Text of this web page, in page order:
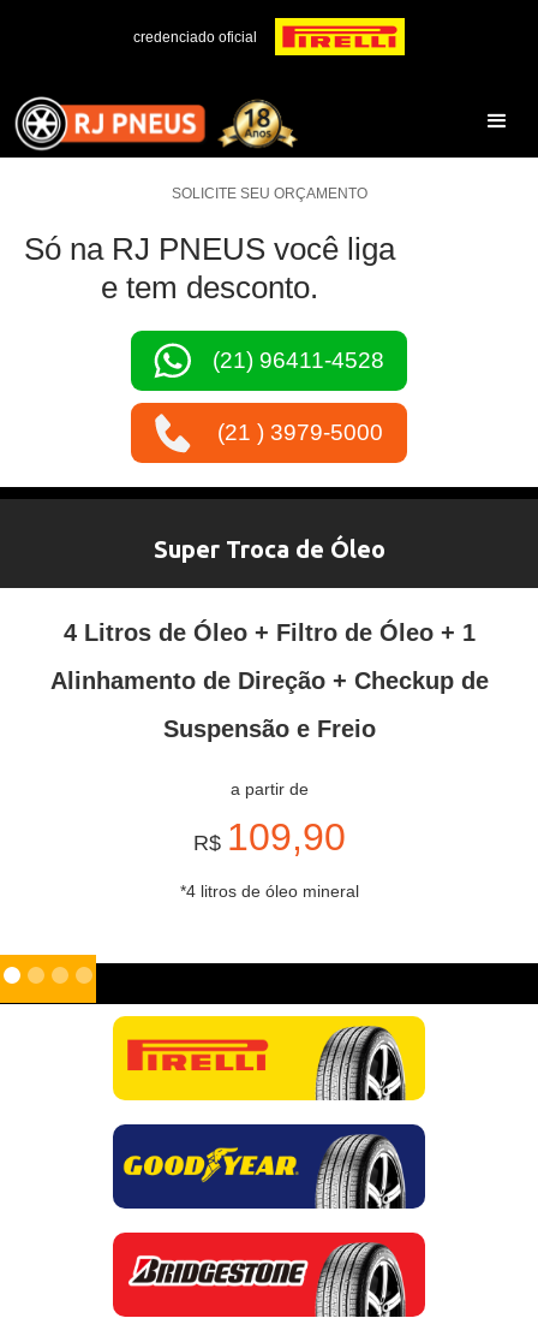
credenciado oficial
SOLICITE SEU ORÇAMENTO
Só na RJ PNEUS você liga
e tem desconto.
(21) 96411-4528
(21 ) 3979-5000
Super Troca de Óleo
4 Litros de Óleo + Filtro de Óleo + 1
Alinhamento de Direção + Checkup de
Suspensão e Freio
a partir de
R$ 109,90
*4 litros de óleo mineral